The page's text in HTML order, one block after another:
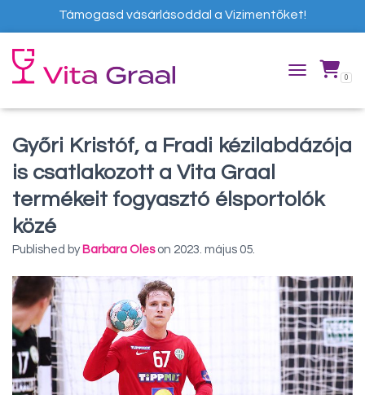
Támogasd vásárlásoddal a Vizimentőket!
TOGGLE 0
Győri Kristóf, a Fradi kézilabdázója
is csatlakozott a Vita Graal
termékeit fogyasztó élsportolók
közé
Published by Barbara Oleson 2023. május 05.